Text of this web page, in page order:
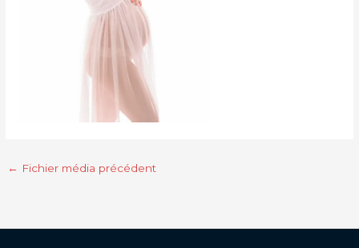
← Fichier média précédent